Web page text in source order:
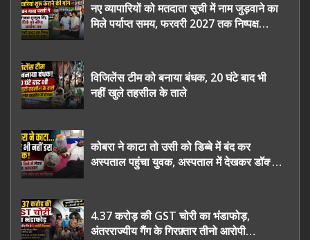
नए व्यापारियों को मतदाता सूची में नाम जुड़वाने का
मिले पर्याप्त समय, फरवरी 2027 तक निष्पक्ष
विजिलेंस टीम को बनाया बंधक, 20 घंटे बाद भी
नहीं खुले तहसील के ताले
कोबरा ने काटा तो उसी को डिब्बे में बंद कर
अस्पताल पहुंचा युवक, अस्पताल में देखकर डॉक्टर
4.37 करोड़ की GST चोरी का भंडाफोड़,
अंतरराज्यीय गैंग के गिरफ़्तार तीनो आरोपी